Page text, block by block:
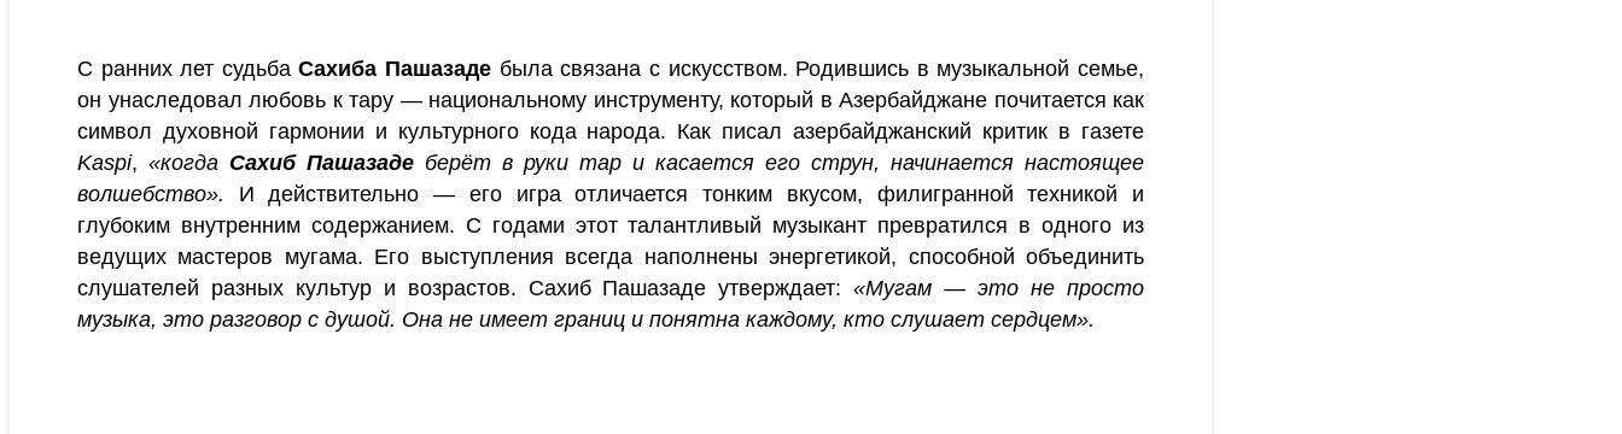
С ранних лет судьбаСахиба Пашазаде была связана с искусством. Родившись в музыкальной семье,
он унаследовал любовь к тару — национальному инструменту, который в Азербайджане почитается как
символ духовной гармонии и культурного кода народа. Как писал азербайджанский критик в газете
Kaspi, «когда Сахиб Пашазаде берёт в руки тар и касается его струн, начинается настоящее
волшебство». И действительно — его игра отличается тонким вкусом, филигранной техникой и
глубоким внутренним содержанием. С годами этот талантливый музыкант превратился в одного из
ведущих мастеров мугама. Его выступления всегда наполнены энергетикой, способной объединить
слушателей разных культур и возрастов. Сахиб Пашазаде утверждает:«Мугам — это не просто
музыка, это разговор с душой. Она не имеет границ и понятна каждому, кто слушает сердцем».